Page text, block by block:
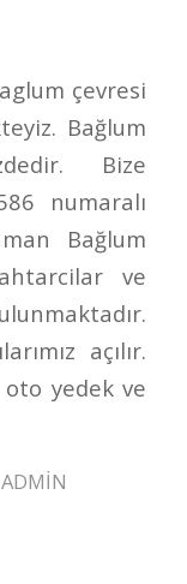
çevresi
Bağlum
Bize
numaralı
Bağlum
ve
açılır.
yedek ve
ADMIN